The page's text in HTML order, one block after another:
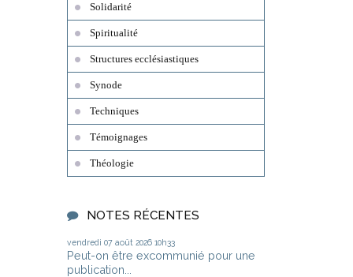
Solidarité
Spiritualité
Structures ecclésiastiques
Synode
Techniques
Témoignages
Théologie
NOTES RÉCENTES
vendredi 07 août 2026 10h33
Peut-on être excommunié pour une
publication...